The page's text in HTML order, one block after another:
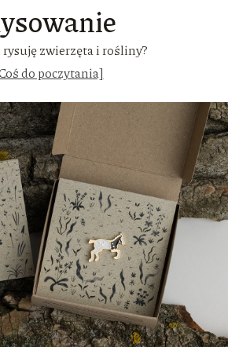
rysuję zwierzęta i rośliny?
do poczytania]